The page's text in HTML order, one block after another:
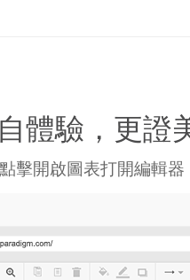
體驗，更證
擊開啟圖表打開編輯器